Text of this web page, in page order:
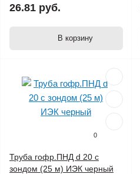
26.81 руб.
В корзину
0
Труба гофр.ПНД d 20 с
зондом (25 м) ИЭК черный